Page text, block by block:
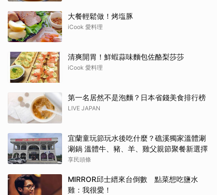
大餐輕鬆做！烤塩豚
iCook 愛料理
清爽開胃！鮮蝦蒜味麵包佐酪梨莎莎
iCook 愛料理
第一名居然不是泡麵？日本省錢美食排行榜
LIVE JAPAN
宜蘭童玩節玩水後吃什麼？礁溪獨家溫體涮
涮鍋 溫體牛、豬、羊、雞父親節聚餐新選擇
享民頭條
MIRROR邱士縉來台倒數 點菜想吃鹽水
雞：我很愛！